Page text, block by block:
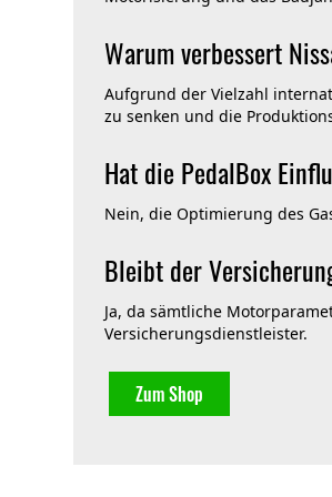
Warum verbessert
Aufgrund der Vielzahl
zu senken und die
Hat die PedalBox
Nein, die Optimierung des
Bleibt der
Ja, da sämtliche
Versicherungsdienstleister.
Zum Shop